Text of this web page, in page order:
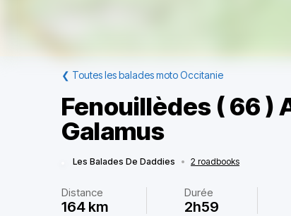
❮ Toutes les balades moto Occitanie
Fenouillèdes ( 66 )
Galamus
Les Balades De Daddies • 2 roadbooks
Distance
164 km
Durée
2h59